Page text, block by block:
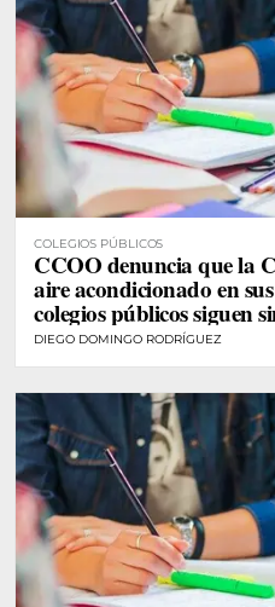
COLEGIOS PÚBLICOS
CCOO denuncia que la
aire acondicionado en
colegios públicos siguen
DIEGO DOMINGO RODRÍGUEZ